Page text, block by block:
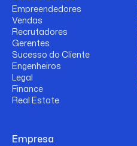
Empreendedores
Vendas
Recrutadores
Gerentes
Sucesso do Cliente
Engenheiros
Legal
Finance
Real Estate
Empresa